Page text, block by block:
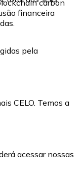
carbon
financeira
pela
CELO. Temos a
acessar nossas